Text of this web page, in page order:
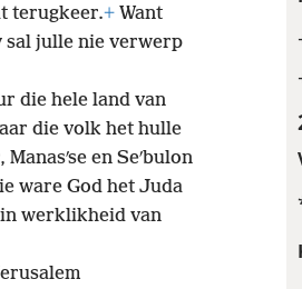
terugkeer.+ Want
sal julle nie verwerp
die hele land van
die volk het hulle
en Seʹbulon
ware God het Juda
werklikheid van